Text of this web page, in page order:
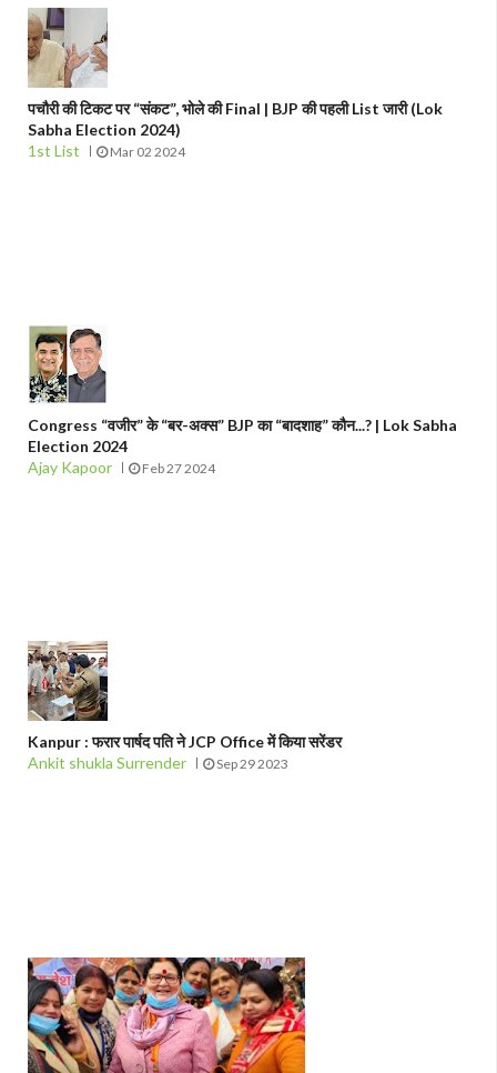
पचौरी की टिकट पर “संकट”, भोले की Final | BJP की पहली List जारी (Lok
Sabha Election 2024)
1st List
Mar 02 2024
Congress “वजीर” के “बर-अक्स” BJP का “बादशाह” कौन...? | Lok Sabha
Election 2024
Ajay Kapoor
Feb 27 2024
Kanpur : फरार पार्षद पति ने JCP Office में किया सरेंडर
Ankit shukla Surrender
Sep 29 2023